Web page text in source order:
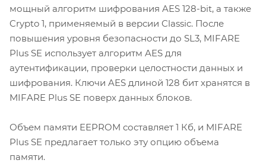
мощный алгоритм шифрования AES 128-bit, а также
Crypto 1, применяемый в версии Classic. После
повышения уровня безопасности до SL3, MIFARE
Plus SE использует алгоритм AES для
аутентификации, проверки целостности данных и
шифрования. Ключи AES длиной 128 бит хранятся в
MIFARE Plus SE поверх данных блоков.
Объем памяти EEPROM составляет 1 Кб, и MIFARE
Plus SE предлагает только эту опцию объема
памяти.